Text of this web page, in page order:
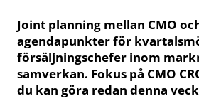
Joint planning mellan CMO
agendapunkter för
försäljningschefer inom
samverkan. Fokus på CMO
du kan göra redan denna